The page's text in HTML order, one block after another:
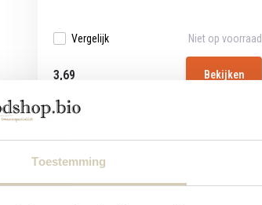
Toestemming
Vergelijk Niet op voorraad
3,69 Bekijken